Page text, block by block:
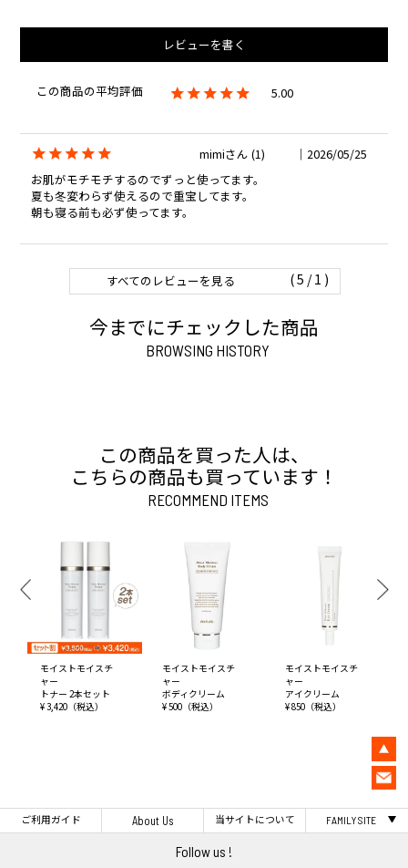
5.00
1
mimi 1
2026/05/25
お肌がモチモチするのでずっと使ってます。
夏も冬変わらず使えるので重宝してます。
朝も寝る前も必ず使ってます。
すべてのレビューを見る
レビューを書く
今までにチェックした商品
BROWSING HISTORY
この商品を買った人は、
こちらの商品も買っています！
RECOMMEND ITEMS
モイストモイスチ
ャー
トナー 2本セット
¥ 3,420（税込）
モイストモイスチ
ャー
ボディクリーム
¥ 500（税込）
モイストモイスチ
ャー
アイクリーム
¥ 850（税込）
ご利用ガイド About Us 当サイトについて FAMILY SITE
Follow us !